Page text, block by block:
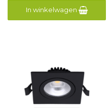
In winkelwagen